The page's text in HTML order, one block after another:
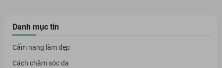
Danh mục tin
Cẩm nang làm đẹp
Cách chăm sóc da